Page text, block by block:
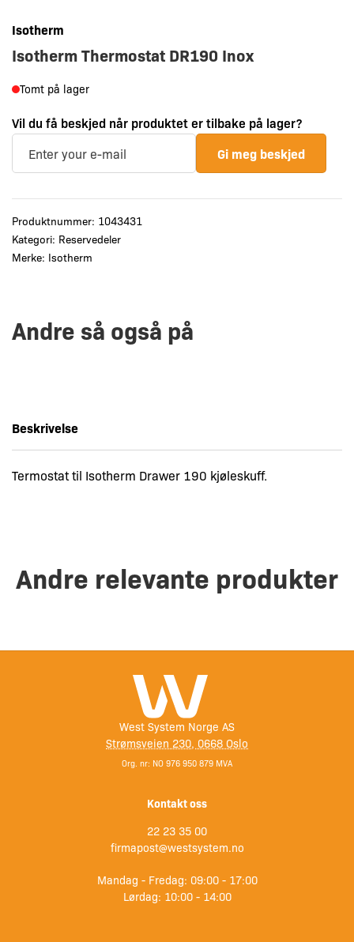
Isotherm
Isotherm Thermostat DR190 Inox
Tomt på lager
Vil du få beskjed når produktet er tilbake på lager?
Gi meg beskjed
Produktnummer: 1043431
Kategori: Reservedeler
Merke: Isotherm
Andre så også på
Beskrivelse
Termostat til Isotherm Drawer 190 kjøleskuff.
Andre relevante produkter
West System Norge AS
Strømsveien 230, 0668 Oslo
Org. nr: NO 976 950 879 MVA
Kontakt oss
22 23 35 00
firmapost@westsystem.no
Mandag - Fredag: 09:00 - 17:00
Lørdag: 10:00 - 14:00